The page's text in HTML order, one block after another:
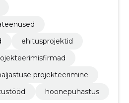
ehitusprojektid
projekteerimine
hoonepuhastus